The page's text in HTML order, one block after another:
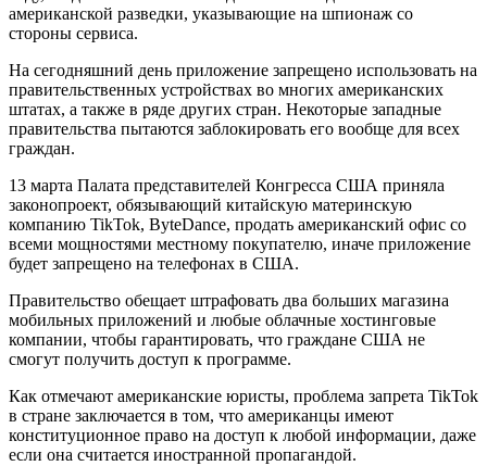
американской разведки, указывающие на шпионаж со
стороны сервиса.
На сегодняшний день приложение запрещено использовать на
правительственных устройствах во многих американских
штатах, а также в ряде других стран. Некоторые западные
правительства пытаются заблокировать его вообще для всех
граждан.
13 марта Палата представителей Конгресса США приняла
законопроект, обязывающий китайскую материнскую
компанию TikTok, ByteDance, продать американский офис со
всеми мощностями местному покупателю, иначе приложение
будет запрещено на телефонах в США.
Правительство обещает штрафовать два больших магазина
мобильных приложений и любые облачные хостинговые
компании, чтобы гарантировать, что граждане США не
смогут получить доступ к программе.
Как отмечают американские юристы, проблема запрета TikTok
в стране заключается в том, что американцы имеют
конституционное право на доступ к любой информации, даже
если она считается иностранной пропагандой.